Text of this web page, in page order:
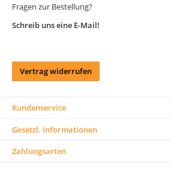
Fragen zur Bestellung?
Schreib uns eine E-Mail!
Vertrag widerrufen
Kundenservice
Gesetzl. Informationen
Zahlungsarten